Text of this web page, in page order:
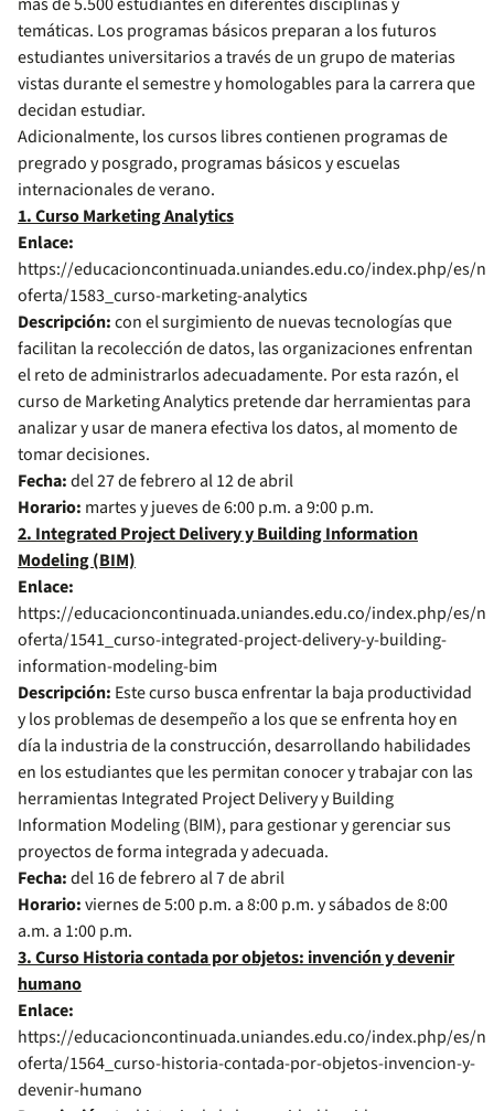
temáticas. Los programas básicos preparan a los futuros
estudiantes universitarios a través de un grupo de materias
vistas durante el semestre y homologables para la carrera que
decidan estudiar.
Adicionalmente, los cursos libres contienen programas de
pregrado y posgrado, programas básicos y escuelas
internacionales de verano.
1. Curso Marketing Analytics
Enlace:
https://educacioncontinuada.uniandes.edu.co/index.php/es/
oferta/1583_curso-marketing-analytics
Descripción:con el surgimiento de nuevas tecnologías que
facilitan la recolección de datos, las organizaciones enfrentan
el reto de administrarlos adecuadamente. Por esta razón, el
curso de Marketing Analytics pretende dar herramientas para
analizar y usar de manera efectiva los datos, al momento de
tomar decisiones.
Fecha:del 27 de febrero al 12 de abril
Horario: martes y jueves de 6:00 p.m. a 9:00 p.m.
2. Integrated Project Delivery y Building Information
Modeling (BIM)
Enlace:
https://educacioncontinuada.uniandes.edu.co/index.php/es/
oferta/1541_curso-integrated-project-delivery-y-building-
information-modeling-bim
Descripción: Este curso busca enfrentar la baja productividad
y los problemas de desempeño a los que se enfrenta hoy en
día la industria de la construcción, desarrollando habilidades
en los estudiantes que les permitan conocer y trabajar con las
herramientas Integrated Project Delivery y Building
Information Modeling (BIM), para gestionar y gerenciar sus
proyectos de forma integrada y adecuada.
Fecha:del 16 de febrero al 7 de abril
Horario:viernes de 5:00 p.m. a 8:00 p.m. y sábados de 8:00
a.m. a 1:00 p.m.
3. Curso Historia contada por objetos: invención y devenir
humano
Enlace:
https://educacioncontinuada.uniandes.edu.co/index.php/es/
oferta/1564_curso-historia-contada-por-objetos-invencion-y-
devenir-humano